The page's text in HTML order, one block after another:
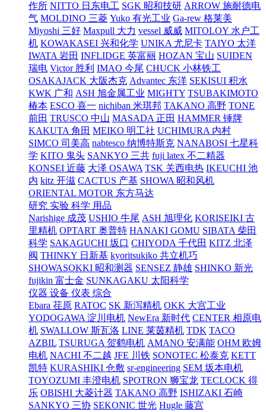
作所 NITTO 日东电工 SGK 昭和技研 ARROW 施耐德电
气 MOLDINO 三菱 Yuko 有光工业 Ga-rew 格莱美
Miyoshi 三好 Maxpull 大力 vessel 威威 MITOLOY 水户工
机 KOWAKASEI 兴和化学 UNIKA 尤尼卡 TAIYO 太洋
IWATA 岩田 INFLIDGE 英富丽 HOZAN 宝山 SUIDEN
瑞电 Victor 胜利 IMAO 今尾 CHUCK 小林铁工
OSAKAJACK 大阪杰克 Advantec 东洋 SEKISUI 积水
KWK 广和 ASH 旭金属工业 MIGHTY TSUBAKIMOTO
椿本 ESCO 喜一 nichiban 米琪邦 TAKANO 高野 TONE
前田 TRUSCO 中山 MASADA 正田 HAMMER 锤牌
KAKUTA 角田 MEIKO 明工社 UCHIMURA 内村
SIMCO 司美高 nabtesco 纳博特斯克 NANABOSI 七星科
学 KITO 鬼头 SANKYO 三共 fuji latex 不二精器
KONSEI 近藤 大泽 OSAWA TSK 关西电热 IKEUCHI 池
内 kitz 开滋 CACTUS 产基 SHOWA 昭和风机
ORIENTAL MOTOR 东方马达
研究 实验 科学 用品
Narishige 成茂 USHIO 牛尾 ASH 旭理化 KORISEIKI 古
里精机 OPTART 奥普特 HANAKI GOMU SIBATA 柴田
科学 SAKAGUCHI 坂口 CHIYODA 千代田 KITZ 北泽
阀 THINKY 日新基 kyoritsukiko 共立机巧
SHOWASOKKI 昭和测器 SENSEZ 静雄 SHINKO 新光
fujikin 富士金 SUNKAGAKU 太阳科学
仪器 设备 仪表 综合
Ebara 荏原 RATOC SK 新泻精机 OKK 大宫工业
YODOGAWA 淀川电机 NewEra 新时代 CENTER 相原电
机 SWALLOW 斯瓦洛 LINE 莱茵精机 TDK TACO
AZBIL TSURUGA 贺鹤电机 AMANO 安满能 OHM 欧姆
电机 NACHI 不二越 JFE 川铁 SONOTEC 松泰克 KETT
凯特 KURASHIKI 仓敷 sr-engineering SEM 坂本电机
TOYOZUMI 丰澄电机 SPOTRON 狮宝龙 TECLOCK 得
乐 OBISHI 大菱计器 TAKANO 高野 ISHIZAKI 石崎
SANKYO 三协 SEKONIC 世光 Hugle 藤宫